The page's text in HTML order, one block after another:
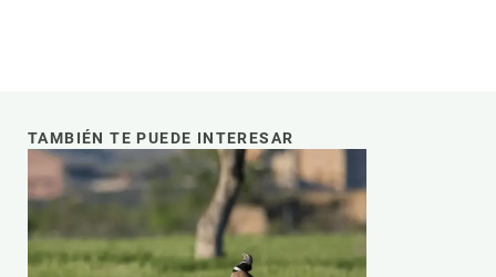
TAMBIÉN TE PUEDE INTERESAR